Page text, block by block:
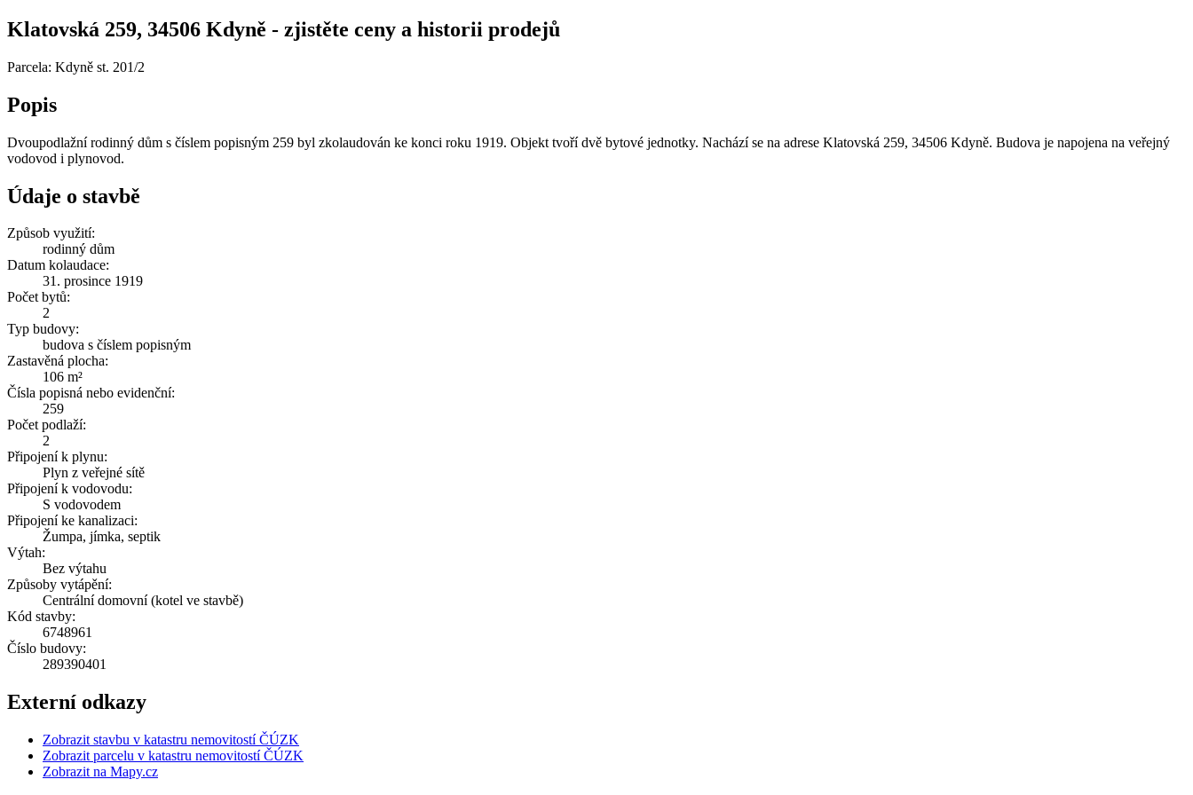
Klatovská 259, 34506 Kdyně - zjistěte ceny a historii prodejů
Parcela: Kdyně st. 201/2
Popis
Dvoupodlažní rodinný dům s číslem popisným 259 byl zkolaudován ke konci roku 1919. Objekt tvoří dvě bytové jednotky. Nachází se na adrese Klatovská 259, 34506 Kdyně. Budova je napojena na veřejný
vodovod i plynovod.
Údaje o stavbě
Způsob využití:
rodinný dům
Datum kolaudace:
31. prosince 1919
Počet bytů:
2
Typ budovy:
budova s číslem popisným
Zastavěná plocha:
106 m²
Čísla popisná nebo evidenční:
259
Počet podlaží:
2
Připojení k plynu:
Plyn z veřejné sítě
Připojení k vodovodu:
S vodovodem
Připojení ke kanalizaci:
Žumpa, jímka, septik
Výtah:
Bez výtahu
Způsoby vytápění:
Centrální domovní (kotel ve stavbě)
Kód stavby:
6748961
Číslo budovy:
289390401
Externí odkazy
Zobrazit stavbu v katastru nemovitostí ČÚZK
Zobrazit parcelu v katastru nemovitostí ČÚZK
Zobrazit na Mapy.cz